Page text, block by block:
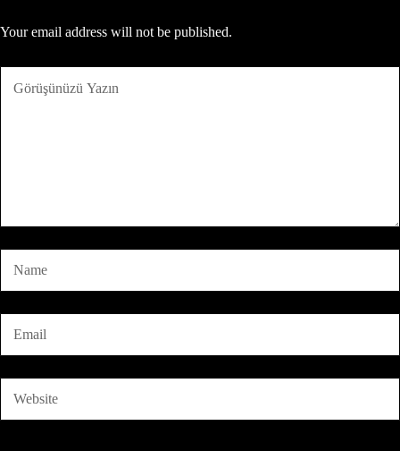
Your email address will not be published.